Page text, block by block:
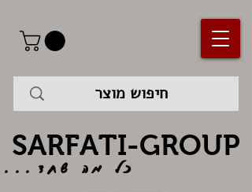
SARFATI-GROUP
כל מה שחד...